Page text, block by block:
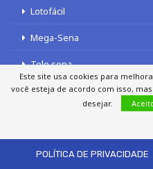
Lotofácil
Mega-Sena
Tele sena
POLÍTICA DE PRIVACIDADE
Este site usa cookies para
você esteja de acordo com isso,
desejar.